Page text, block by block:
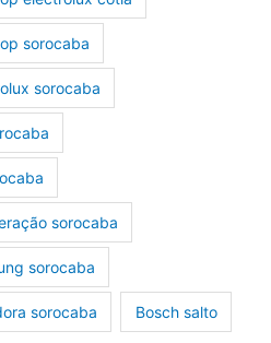
sorocaba
sorocaba
sorocaba
sorocaba
sorocaba Bosch salto